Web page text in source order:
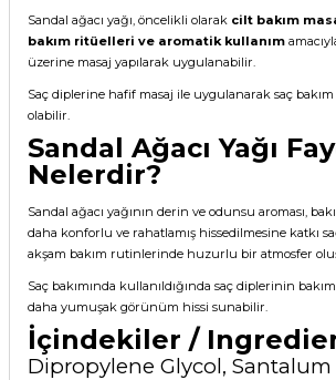
Sandal ağacı yağı, öncelikli olarak cilt bakım
bakım ritüelleri ve aromatik kullanım
üzerine masaj yapılarak uygulanabilir.
Saç diplerine hafif masaj ile uygulanarak saç
olabilir.
Sandal Ağacı Yağı
Nelerdir?
Sandal ağacı yağının derin ve odunsu aroması,
daha konforlu ve rahatlamış hissedilmesine katkı
akşam bakım rutinlerinde huzurlu bir atmosfer
Saç bakımında kullanıldığında saç diplerinin
daha yumuşak görünüm hissi sunabilir.
İçindekiler /
Dipropylene Glycol,